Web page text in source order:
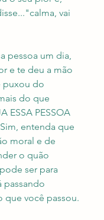
vai
pessoa um dia,
e te deu a mão
puxou do
do que
ESSA PESSOA
entenda que
moral e de
o quão
ser para
passando
que você passou.